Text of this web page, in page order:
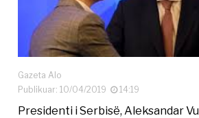
Gazeta Alo
Publikuar: 10/04/2019
14:19
Presidenti i Serbisë, Aleksandar